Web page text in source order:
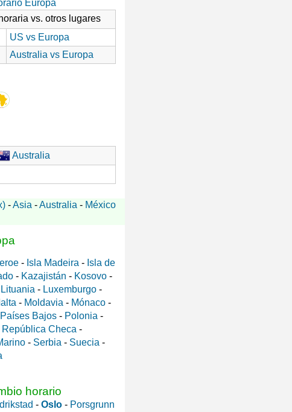
Europa
vs. otros lugares
US vs Europa
Australia vs Europa
Australia
-Asia -Australia - México
- Isla Madeira - Isla de
- Kazajistán - Kosovo -
Lituania - Luxemburgo -
- Moldavia - Mónaco -
Países Bajos - Polonia -
República Checa -
- Serbia - Suecia -
horario
- Oslo - Porsgrunn